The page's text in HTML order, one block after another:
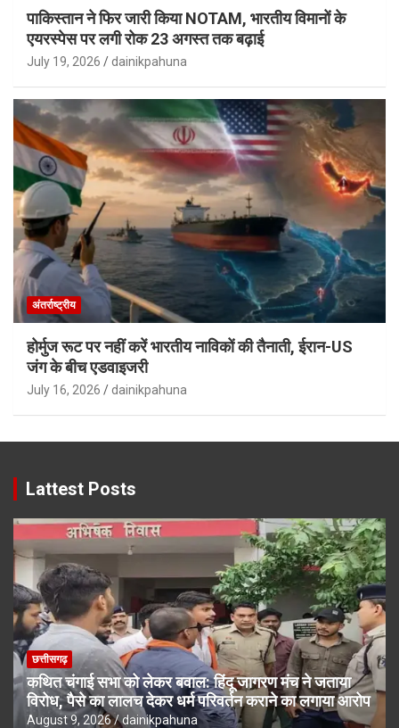
पाकिस्तान ने फिर जारी किया NOTAM, भारतीय विमानों के
एयरस्पेस पर लगी रोक 23 अगस्त तक बढ़ाई
July 19, 2026 dainikpahuna
अंतर्राष्ट्रीय
होर्मुज रूट पर नहीं करें भारतीय नाविकों की तैनाती, ईरान-US
जंग के बीच एडवाइजरी
July 16, 2026 dainikpahuna
Lattest Posts
छत्तीसगढ़
कथित चंगाई सभा को लेकर बवाल: हिंदू जागरण मंच ने जताया
विरोध, पैसे का लालच देकर धर्म परिवर्तन कराने का लगाया आरोप
August 9, 2026 dainikpahuna